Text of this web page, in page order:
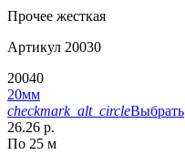
Прочее жесткая
Артикул 20030
20040
20мм
checkmark_alt_circleВыбрать
26.26 р.
По 25 м